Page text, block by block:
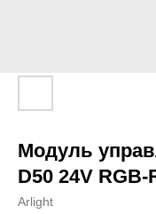
Модуль
D50 24V
Arlight